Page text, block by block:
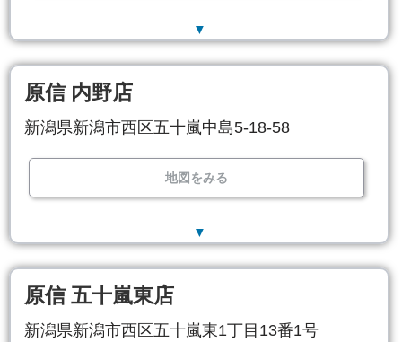
▼
原信 内野店
新潟県新潟市西区五十嵐中島5-18-58
地図をみる
▼
原信 五十嵐東店
新潟県新潟市西区五十嵐東1丁目13番1号